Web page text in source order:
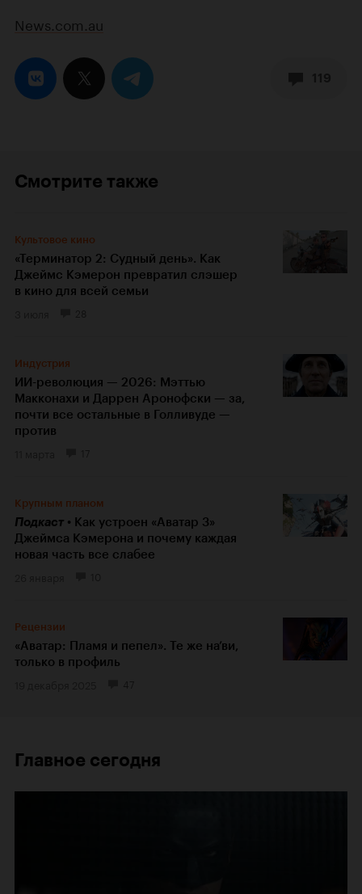
News.com.au
Смотрите также
Культовое кино
«Терминатор 2: Судный день». Как
Джеймс Кэмерон превратил слэшер
в кино для всей семьи
Индустрия
ИИ-революция — 2026: Мэттью
Макконахи и Даррен Аронофски — за,
почти все остальные в Голливуде —
против
Крупным планом
Подкаст
Как устроен «Аватар 3»
Джеймса Кэмерона и почему каждая
новая часть все слабее
Рецензии
«Аватар: Пламя и пепел». Те же на’ви,
только в профиль
Главное сегодня